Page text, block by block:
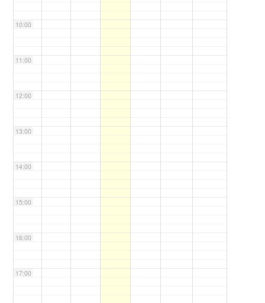
10:00
11:00
12:00
13:00
14:00
15:00
16:00
17:00